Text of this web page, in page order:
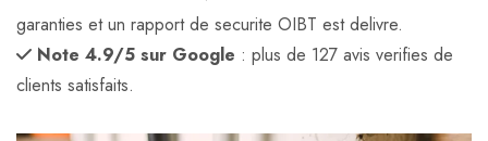
garanties et un rapport de securite OIBT est delivre.
Note 4.9/5 sur Google : plus de 127 avis verifies de
clients satisfaits.